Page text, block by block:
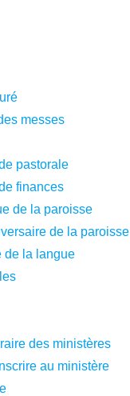
messes
pastorale
finances
de la paroisse
de la paroisse
de la langue
des ministères
au ministère